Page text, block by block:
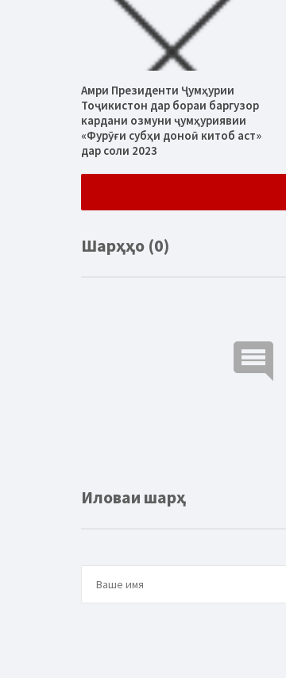
Амри Президенти Ҷумҳурии
Тоҷикистон дар бораи баргузор
кардани озмуни ҷумҳуриявии
«Фурӯғи субҳи доноӣ китоб аст»
дар соли 2023
Шарҳҳо (0)
comment
Иловаи шарҳ